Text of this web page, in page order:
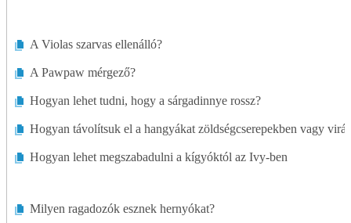
Sziklakert
Talaj
Zöldségeskert
A Violas szarvas ellenálló?
A Pawpaw mérgező?
Hogyan lehet tudni, hogy a sárgadinnye rossz?
Hogyan távolítsuk el a hangyákat zöldségcserepekben vagy
Hogyan lehet megszabadulni a kígyóktól az Ivy-ben
Milyen ragadozók esznek hernyókat?